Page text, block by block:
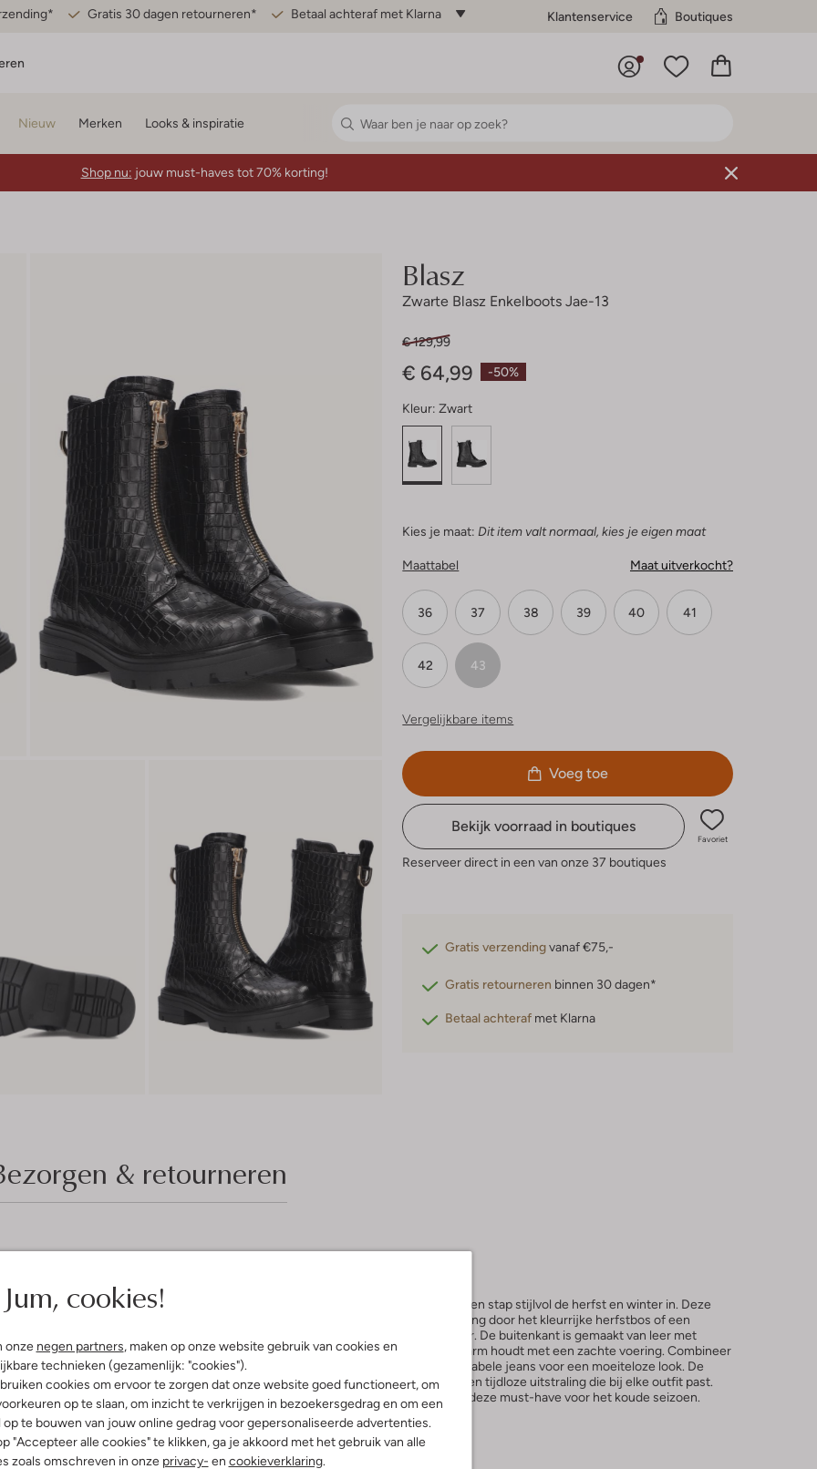
Gratis 30 dagen retourneren* Betaal achteraf met Klarna Klantenservice Boutiques
Jum, cookies!
onze negen partners, maken op onze website gebruik van cookies en
technieken (gezamenlijk: "cookies").
cookies om ervoor te zorgen dat onze website goed functioneert, om
op te slaan, om inzicht te verkrijgen in bezoekersgedrag en om een
op te bouwen van jouw online gedrag voor gepersonaliseerde advertenties.
"Accepteer alle cookies" te klikken, ga je akkoord met het gebruik van alle
zoals omschreven in onze privacy- en cookieverklaring.
Nieuw Merken Looks & inspiratie
Shop nu: jouw must-haves tot 70% korting!
Blasz
Zwarte Blasz Enkelboots Jae-13
-50%
€ 129,99
€ 64,99
Kleur: Zwart
Kies je maat: Dit item valt normaal, kies je eigen maat
Maattabel Maat uitverkocht?
36 37 38 39 40 41
42 43
Vergelijkbare items
Voeg toe
Bekijk voorraad in boutiques
Favoriet
Reserveer direct in een van onze 37 boutiques
Gratis verzendingvanaf €75,-
Gratis retourneren binnen 30 dagen*
Betaal achteraf met Klarna
& retourneren
& Pasvorm
Leer
Textiel
Rubber
Rits
Zool
Ronde Neus
laarzen (cm):
20
Omschrijving
Trek de JAE-13 enkellaarsjes van BLASZ aan en stap stijlvol de herfst en winter in. Deze
zwarte laarsjes zijn perfect voor een wandeling door het kleurrijke herfstbos of een
gezellige avond bij een knisperend haardvuur. De buitenkant is gemaakt van leer met
structuur, terwijl de binnenkant je voeten warm houdt met een zachte voering. Combineer
ze met een trendy wollen rok of een comfortabele jeans voor een moeiteloze look. De
JAE-13 biedt niet alleen comfort, maar ook een tijdloze uitstraling die bij elke outfit past.
Laat je inspireren door de veelzijdigheid van deze must-have voor het koude seizoen.